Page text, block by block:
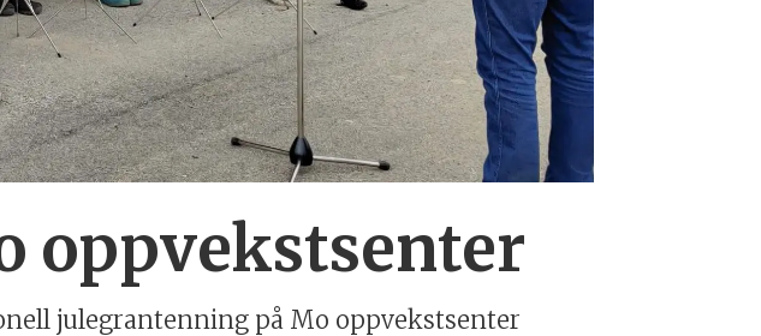
oppvekstsenter
julegrantenning på Mo oppvekstsenter